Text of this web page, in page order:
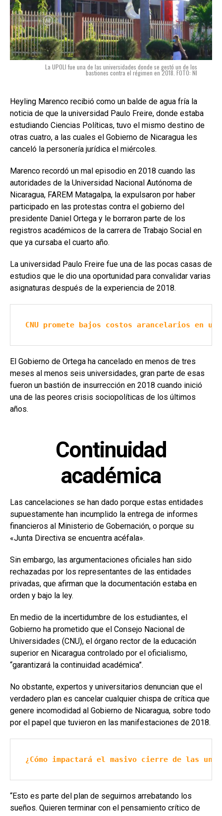
La UPOLI fue una de las universidades donde se gestó un de los
bastiones contra el régimen en 2018. FOTO: NI
Heyling Marenco recibió como un balde de agua fría la
noticia de que la universidad Paulo Freire, donde estaba
estudiando Ciencias Políticas, tuvo el mismo destino de
otras cuatro, a las cuales el Gobierno de Nicaragua les
canceló la personería jurídica el miércoles.
Marenco recordó un mal episodio en 2018 cuando las
autoridades de la Universidad Nacional Autónoma de
Nicaragua, FAREM Matagalpa, la expulsaron por haber
participado en las protestas contra el gobierno del
presidente Daniel Ortega y le borraron parte de los
registros académicos de la carrera de Trabajo Social en
que ya cursaba el cuarto año.
La universidad Paulo Freire fue una de las pocas casas de
estudios que le dio una oportunidad para convalidar varias
asignaturas después de la experiencia de 2018.
CNU promete bajos costos arancelarios en
El Gobierno de Ortega ha cancelado en menos de tres
meses al menos seis universidades, gran parte de esas
fueron un bastión de insurrección en 2018 cuando inició
una de las peores crisis sociopolíticas de los últimos
años.
Continuidad
académica
Las cancelaciones se han dado porque estas entidades
supuestamente han incumplido la entrega de informes
financieros al Ministerio de Gobernación, o porque su
«Junta Directiva se encuentra acéfala».
Sin embargo, las argumentaciones oficiales han sido
rechazadas por los representantes de las entidades
privadas, que afirman que la documentación estaba en
orden y bajo la ley.
En medio de la incertidumbre de los estudiantes, el
Gobierno ha prometido que el Consejo Nacional de
Universidades (CNU), el órgano rector de la educación
superior en Nicaragua controlado por el oficialismo,
“garantizará la continuidad académica”.
No obstante, expertos y universitarios denuncian que el
verdadero plan es cancelar cualquier chispa de crítica que
genere incomodidad al Gobierno de Nicaragua, sobre todo
por el papel que tuvieron en las manifestaciones de 2018.
¿Cómo impactará el masivo cierre de las
“Esto es parte del plan de seguirnos arrebatando los
sueños. Quieren terminar con el pensamiento crítico de